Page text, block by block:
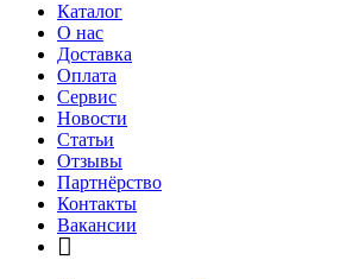
Каталог
О нас
Доставка
Оплата
Сервис
Новости
Статьи
Отзывы
Партнёрство
Контакты
Вакансии